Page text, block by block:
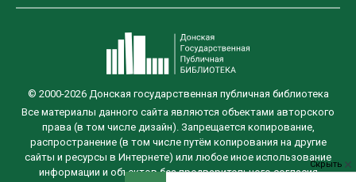
Скрыть
© 2000-2026 Донская государственная публичная библиотека
Все материалы данного сайта являются объектами авторского
права (в том числе дизайн). Запрещается копирование,
распространение (в том числе путём копирования на другие
сайты и ресурсы в Интернете) или любое иное использование
информации и объектов без предварительного согласия